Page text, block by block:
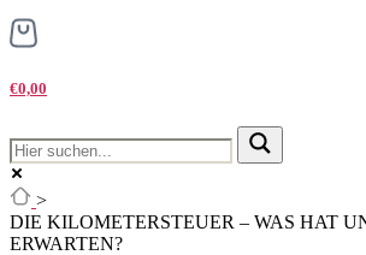
€0,00
>
DIE KILOMETERSTEUER – WAS HAT
ERWARTEN?